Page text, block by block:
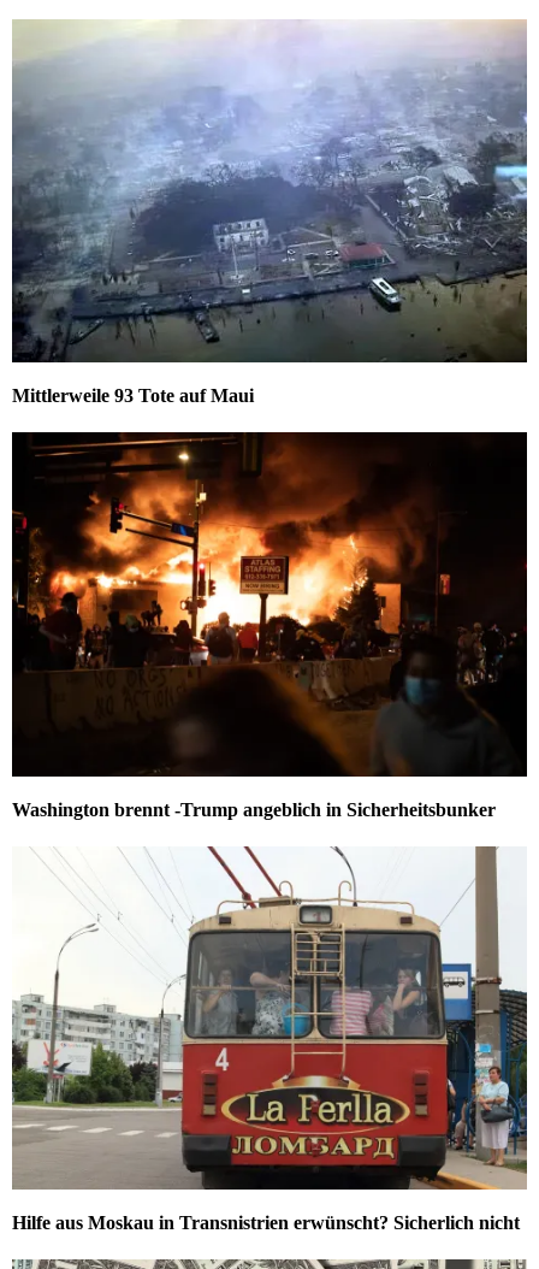
Mittlerweile 93 Tote auf Maui
Washington brennt -Trump angeblich in Sicherheitsbunker
Hilfe aus Moskau in Transnistrien erwünscht? Sicherlich nicht